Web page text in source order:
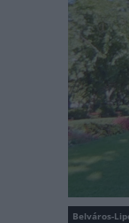
Belváros-